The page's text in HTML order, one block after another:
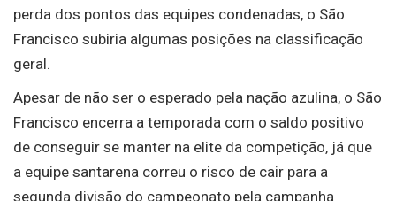
perda dos pontos das equipes condenadas, o São
Francisco subiria algumas posições na classificação
geral.
Apesar de não ser o esperado pela nação azulina, o São
Francisco encerra a temporada com o saldo positivo
de conseguir se manter na elite da competição, já que
a equipe santarena correu o risco de cair para a
segunda divisão do campeonato pela campanha